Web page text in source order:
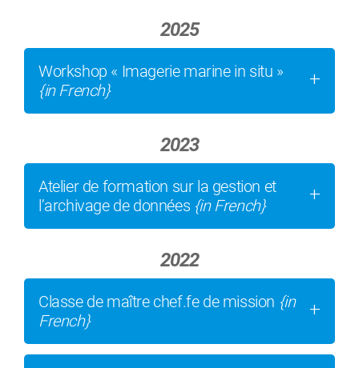
2025
Workshop « Imagerie marine in situ »
{in French}
2023
Atelier de formation sur la gestion et
l’archivage de données {in French}
2022
Classe de maître chef.fe de mission {in
French}